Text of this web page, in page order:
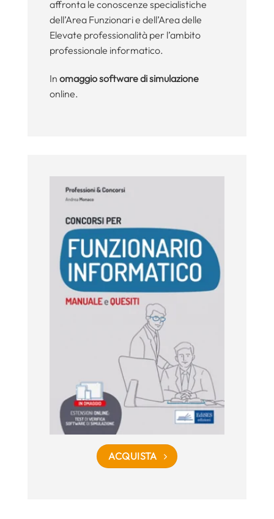
affronta le conoscenze specialistiche
dell’Area Funzionari e dell’Area delle
Elevate professionalità per l’ambito
professionale informatico.
In omaggio software di simulazione
online.
ACQUISTA